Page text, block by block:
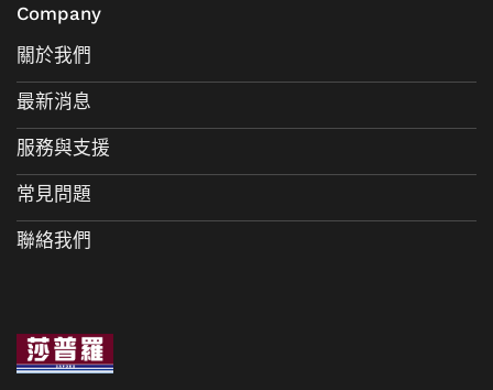
Company
關於我們
最新消息
服務與支援
常見問題
聯絡我們